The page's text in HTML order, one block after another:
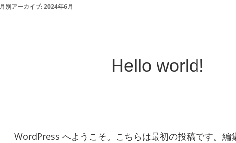
月別アーカイブ:2024年6月
Hello world!
WordPress へようこそ。こちらは最初の投稿です。編